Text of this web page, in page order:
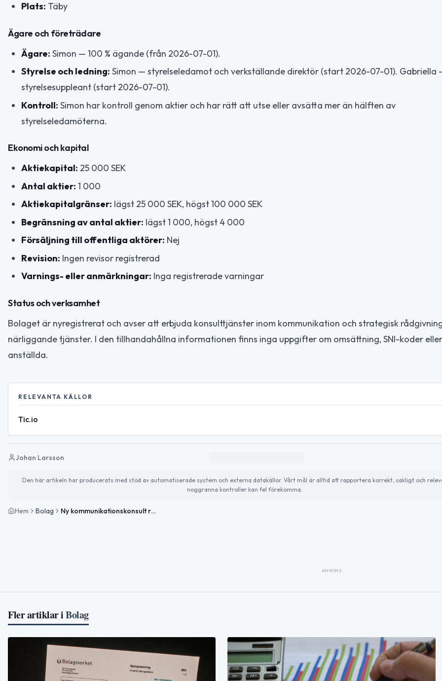
Plats: Täby
Ägare och företrädare
Ägare: Simon — 100 % ägande (från 2026-07-01).
Styrelse och ledning: Simon — styrelseledamot och verkställande direktör (start 2026-07-01). Gabriella
styrelsesuppleant (start 2026-07-01).
Kontroll: Simon har kontroll genom aktier och har rätt att utse eller avsätta mer än hälften av
styrelseledamöterna.
Ekonomi och kapital
Aktiekapital: 25 000 SEK
Antal aktier: 1 000
Aktiekapitalgränser: lägst 25 000 SEK, högst 100 000 SEK
Begränsning av antal aktier: lägst 1 000, högst 4 000
Försäljning till offentliga aktörer: Nej
Revision: Ingen revisor registrerad
Varnings- eller anmärkningar: Inga registrerade varningar
Status och verksamhet
Bolaget är nyregistrerat och avser att erbjuda konsulttjänster inom kommunikation och strategisk
närliggande tjänster. I den tillhandahållna informationen finns inga uppgifter om omsättning, SNI-koder
anställda.
RELEVANTA KÄLLOR
Tic.io
Johan Larsson
Den här artikeln har producerats med stöd av automatiserade system och externa datakällor. Vårt mål är alltid att rapportera korrekt, sakligt och
noggranna kontroller kan fel förekomma.
Hem Bolag Ny kommunikationskonsult registrerad i Täby kommun
ANNONS
Fler artiklar iBolag